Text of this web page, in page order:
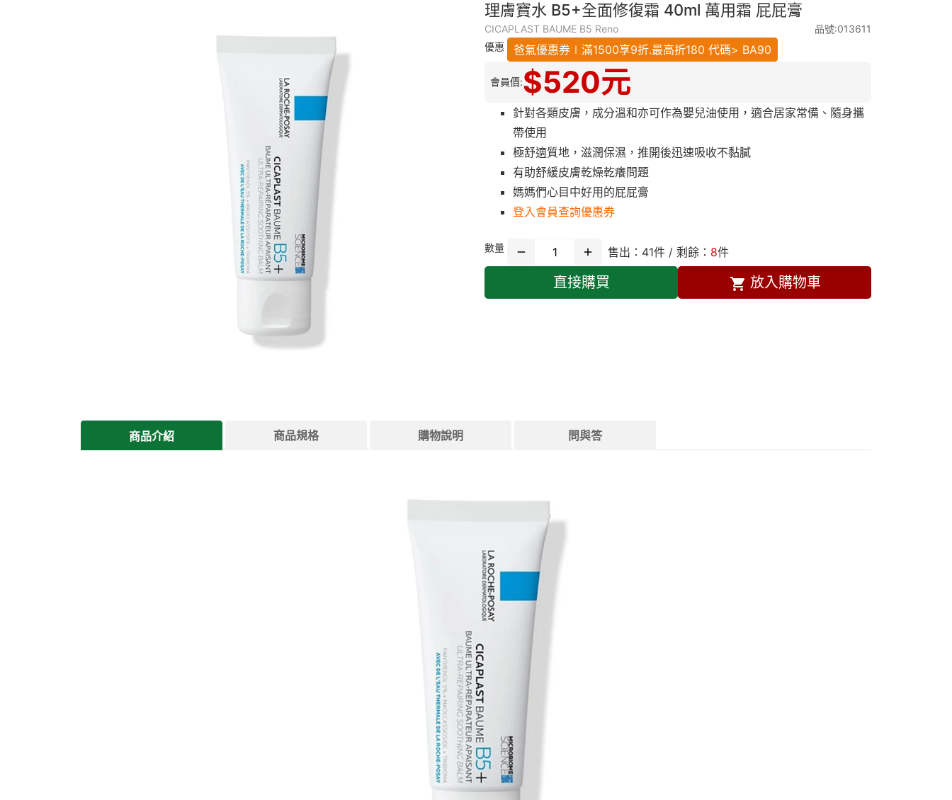
理膚寶水 B5+全面修復霜 40ml 萬用霜 屁屁膏
CICAPLAST BAUME B5 Reno 品號:013611
會員價:$520元
優惠 爸氣優惠券∣滿1500享9折.最高折180 代碼> BA90
針對各類皮膚，成分溫和亦可作為嬰兒油使用，適合居家常備、隨身攜
帶使用
極舒適質地，滋潤保濕，推開後迅速吸收不黏膩
有助舒緩皮膚乾燥乾癢問題
媽媽們心目中好用的屁屁膏
登入會員查詢優惠券
數量 售出： 41件 / 剩餘： 8件
直接購買 放入購物車
商品介紹 商品規格 購物說明 問與答